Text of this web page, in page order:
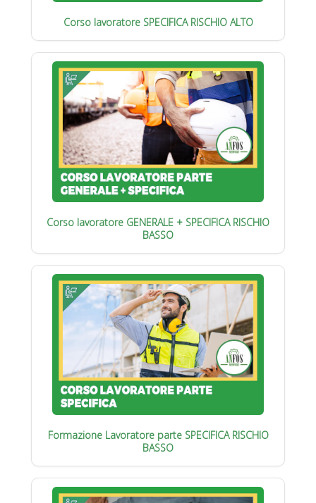
Corso lavoratore SPECIFICA RISCHIO ALTO
Corso lavoratore GENERALE + SPECIFICA RISCHIO
BASSO
Formazione Lavoratore parte SPECIFICA RISCHIO
BASSO